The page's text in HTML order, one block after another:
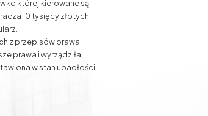
której kierowane są
10 tysięcy złotych,
z przepisów prawa.
prawa i wyrządziła
w stan upadłości